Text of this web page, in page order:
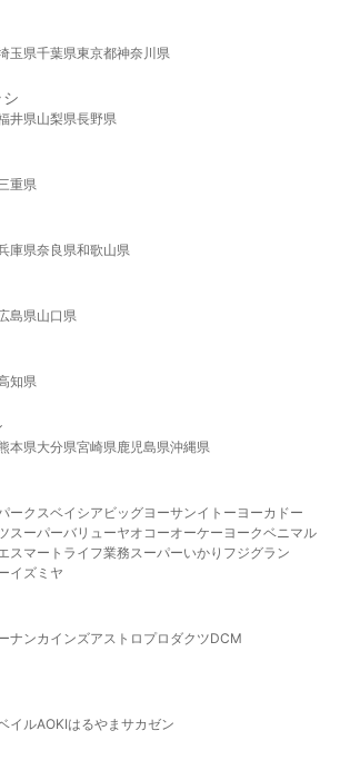
玉県千葉県東京都神奈川県
井県山梨県長野県
重県
庫県奈良県和歌山県
島県山口県
知県
本県大分県宮崎県鹿児島県沖縄県
ークスベイシア ビッグヨーサンイトーヨーカドー
スーパーバリューヤオコーオーケー ヨークベニマル
スマート ライフ業務スーパーいかり フジグラン
イズミヤ
ナンカインズアストロプロダクツDCM
イルAOKIはるやま サカゼン